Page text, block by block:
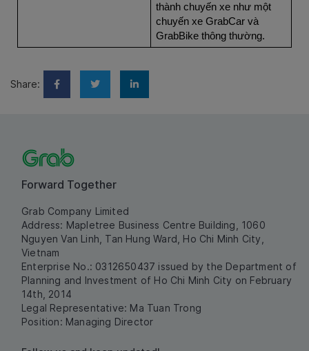
thành chuyến xe như một
chuyến xe GrabCar và
GrabBike thông thường.
Share:
Forward Together
Grab Company Limited
Address: Mapletree Business Centre Building, 1060
Nguyen Van Linh, Tan Hung Ward, Ho Chi Minh City,
Vietnam
Enterprise No.: 0312650437 issued by the Department of
Planning and Investment of Ho Chi Minh City on February
14th, 2014
Legal Representative: Ma Tuan Trong
Position: Managing Director